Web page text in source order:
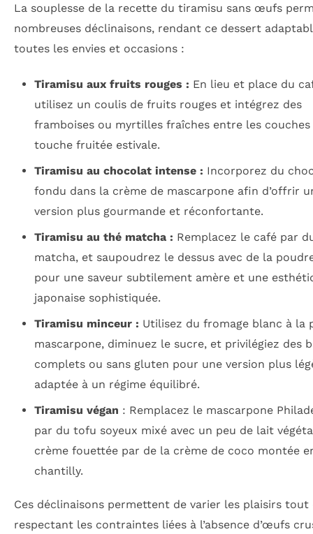
La souplesse de la recette du tiramisu sans œufs
nombreuses déclinaisons, rendant ce dessert
toutes les envies et occasions :
Tiramisu aux fruits rouges : En lieu et place du
utilisez un coulis de fruits rouges et intégrez des
framboises ou myrtilles fraîches entre les
touche fruitée estivale.
Tiramisu au chocolat intense : Incorporez du
fondu dans la crème de mascarpone afin d’offrir
version plus gourmande et réconfortante.
Tiramisu au thé matcha : Remplacez le café par
matcha, et saupoudrez le dessus avec de la
pour une saveur subtilement amère et une
japonaise sophistiquée.
Tiramisu minceur : Utilisez du fromage blanc à la
mascarpone, diminuez le sucre, et privilégiez des
complets ou sans gluten pour une version plus
adaptée à un régime équilibré.
Tiramisu végan : Remplacez le mascarpone
par du tofu soyeux mixé avec un peu de lait
crème fouettée par de la crème de coco montée
chantilly.
Ces déclinaisons permettent de varier les plaisirs tout
respectant les contraintes liées à l’absence d’œufs